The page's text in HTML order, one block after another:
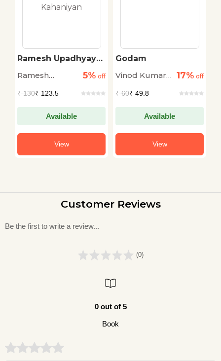
Ramesh Upadhyay
Kahaniyan
Ramesh
5% off
₹130₹ 123.5
Available
View
Godam
Vinod Kumar
17% off
₹60₹ 49.8
Available
View
Customer Reviews
Be the first to write a review...
(0)
0 out of 5
Book